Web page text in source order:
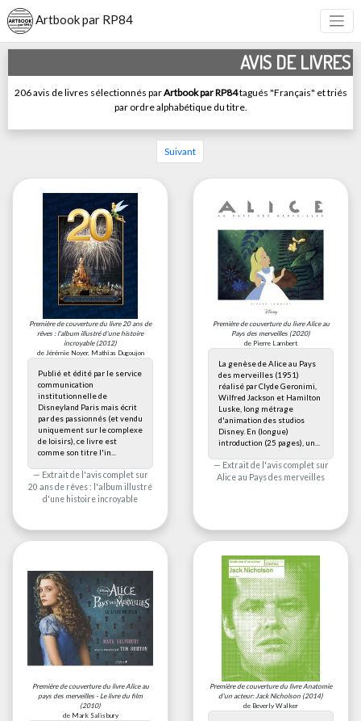
Artbook par RP84
AVIS DE LIVRES
206 avis de livres sélectionnés parArtbook par RP84tagués "Français" et triés
par ordre alphabétique du titre.
Suivant
Première de couverture du livre20 ans de
rêves : l'album illustré d'une histoire
incroyable(2012)
de Jérémie Noyer, Mathias Dugoujon
Publié et édité par le service
communication
institutionnelle de
Disneyland Paris mais écrit
par des passionnés (et vendu
uniquement sur le complexe
de loisirs), ce livre est
comme son titre l'in...
Extrait de l'avis complet sur
20 ans de rêves : l'album illustré
d'une histoire incroyable
Première de couverture du livreAlice au
Pays des merveilles (2020)
de Pierre Lambert
La genèse de Alice au Pays
des merveilles (1951)
réalisé par Clyde Geronimi,
Wilfred Jackson et Hamilton
Luske, long métrage
d'animation des studios
Disney. En (longue)
introduction (25 pages), un...
Extrait de l'avis complet sur
Alice au Pays des merveilles
Première de couverture du livreAlice au
pays des merveilles - Le livre du film
(2010)
de Mark Salisbury
Première de couverture du livreAnatomie
d'un acteur: Jack Nicholson (2014)
de Beverly Walker